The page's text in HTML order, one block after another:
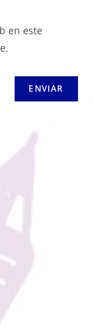
en este